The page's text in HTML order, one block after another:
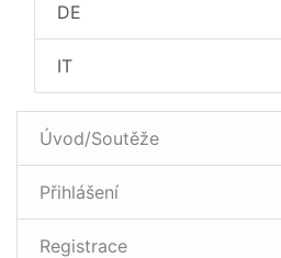
DE
IT
Úvod/Soutěže
Přihlášení
Registrace